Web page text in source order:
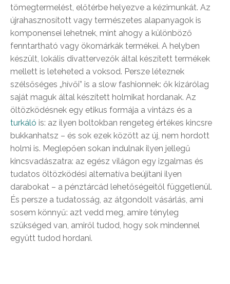
tömegtermelést, előtérbe helyezve a kézimunkát. Az
újrahasznosított vagy természetes alapanyagok is
komponensei lehetnek, mint ahogy a különböző
fenntartható vagy ökomárkák termékei. A helyben
készült, lokális divattervezők által készített termékek
mellett is leteheted a voksod. Persze léteznek
szélsőséges „hívői” is a slow fashionnek: ők kizárólag
saját maguk által készített holmikat hordanak. Az
öltözködésnek egy etikus formája a vintázs és a
turkáló is: az ilyen boltokban rengeteg értékes kincsre
bukkanhatsz – és sok ezek között az új, nem hordott
holmi is. Meglepően sokan indulnak ilyen jellegű
kincsvadászatra: az egész világon egy izgalmas és
tudatos öltözködési alternatíva beújítani ilyen
darabokat – a pénztárcád lehetőségeitől függetlenül.
És persze a tudatosság, az átgondolt vásárlás, ami
sosem könnyű: azt vedd meg, amire tényleg
szükséged van, amiről tudod, hogy sok mindennel
együtt tudod hordani.